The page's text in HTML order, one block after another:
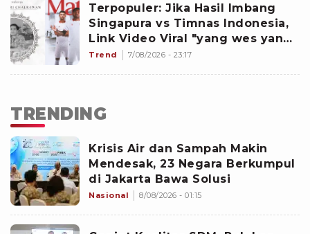
Terpopuler: Jika Hasil Imbang
Singapura vs Timnas Indonesia,
Link Video Viral "yang wes yang",
hingga Dokter dan Nakes
Trend 7/08/2026 - 23:17
TRENDING
Krisis Air dan Sampah Makin
Mendesak, 23 Negara Berkumpul
di Jakarta Bawa Solusi
Nasional 8/08/2026 - 01:15